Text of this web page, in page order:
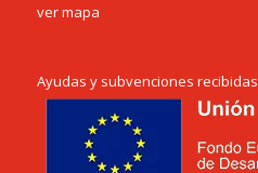
ver mapa
Ayudas y subvenciones recibidas